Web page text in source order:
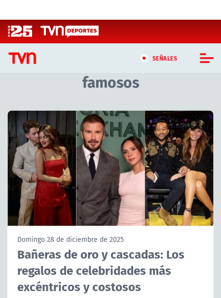
SEÑALES
CASTING MASTERCHEF CHILE
CASTING TVN VERTICAL
TVN VERTICAL
TVN PLAY
PROGRAMAS
TELESERIES
ACTUALIDAD Y TENDENCIAS
CORPORATIVO Y TRANSPARENCIA
famosos
Domingo 28 de diciembre de 2025
Bañeras de oro y cascadas: Los
regalos de celebridades más
excéntricos y costosos